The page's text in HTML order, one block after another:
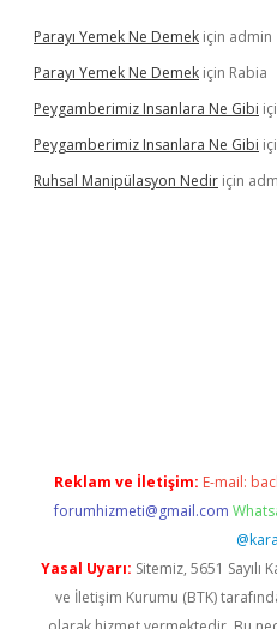
Parayı Yemek Ne Demek için admin
Parayı Yemek Ne Demek için Rabia
Peygamberimiz Insanlara Ne Gibi
Peygamberimiz Insanlara Ne Gibi
Ruhsal Manipülasyon Nedir için
Reklam ve İletişim: E-mail:
forumhizmeti@gmail.com
Yasal Uyarı: Sitemiz, 5651
ve İletişim Kurumu (BTK)